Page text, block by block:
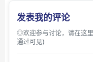
发表我的评论
◎欢迎参与讨论，请在这
通过可见)